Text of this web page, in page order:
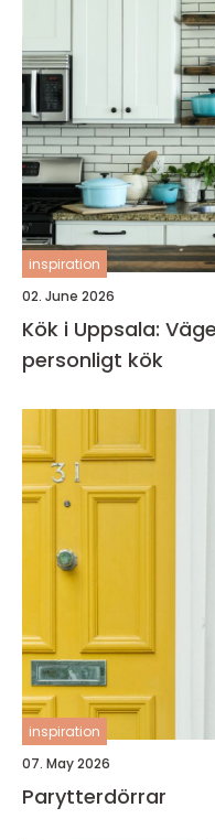
inspiration
02. June 2026
Kök i Uppsala:
personligt kök
inspiration
07. May 2026
Parytterdörrar